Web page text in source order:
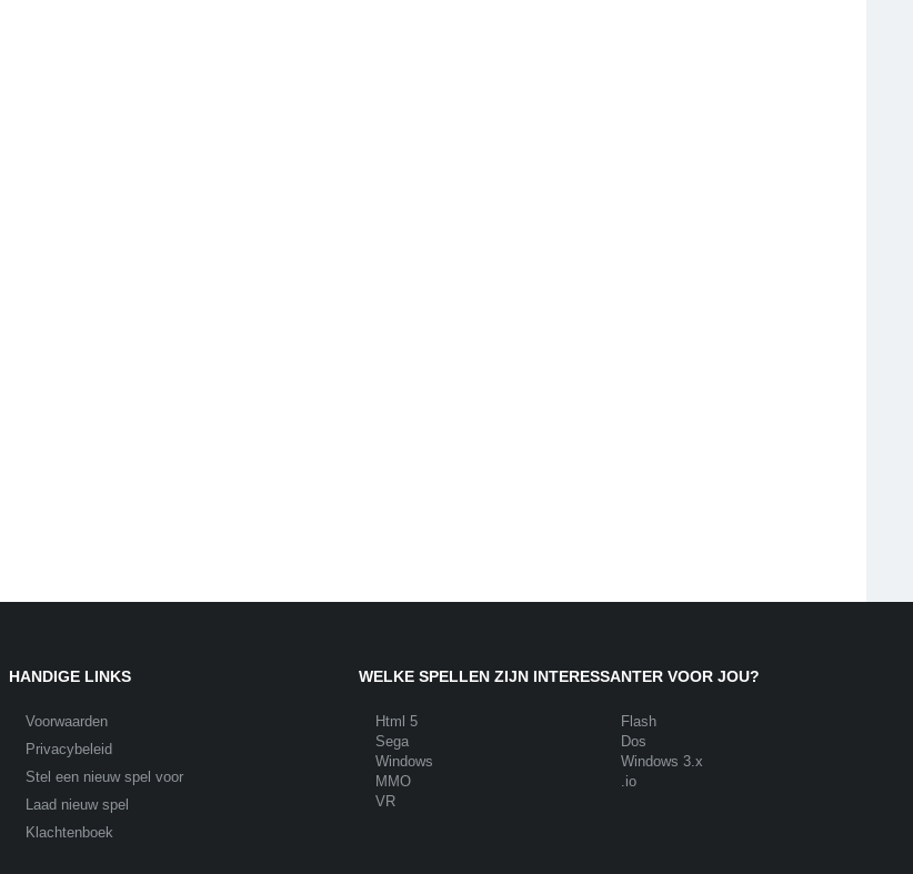
HANDIGE LINKS
Voorwaarden
Privacybeleid
Stel een nieuw spel voor
Laad nieuw spel
Klachtenboek
WELKE SPELLEN ZIJN INTERESSANTER VOOR JOU?
Html 5
Flash
Sega
Dos
Windows
Windows 3.x
MMO
.io
VR